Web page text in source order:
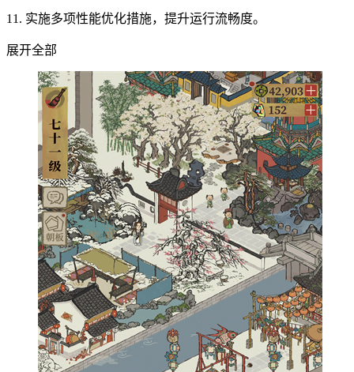
11. 实施多项性能优化措施，提升运行流畅度。
展开全部